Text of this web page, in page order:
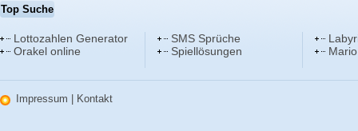
Top Suche
Lottozahlen Generator
Orakel online
SMS Sprüche
Spiellösungen
Impressum Kontakt